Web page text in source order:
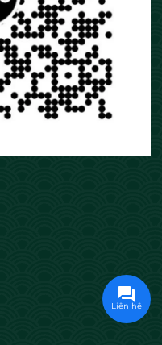
Liên hệ